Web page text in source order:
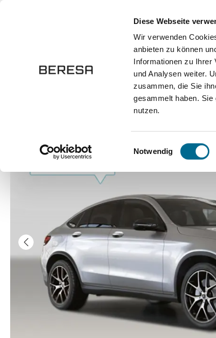
Diese Webseite
Wir verwenden
anbieten zu können
Informationen zu Ihrer
und Analysen weiter.
zusammen, die Sie
gesammelt haben.
nutzen.
Einwilligungsauswahl
Notwendig
Sportwagen / Coupé